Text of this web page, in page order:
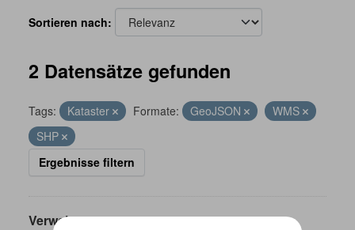
Sortieren nach
2 Datensätze gefunden
Tags: Kataster Formate: GeoJSON
WMS
SHP
Ergebnisse filtern
Verwaltungsgrenzen